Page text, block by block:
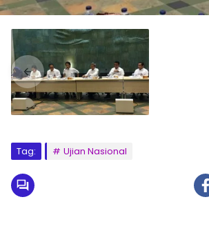
Tag: Ujian Nasional